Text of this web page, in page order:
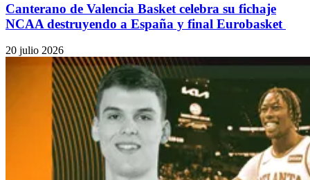
Canterano de Valencia Basket celebra su fichaje
NCAA destruyendo a España y final Eurobasket
20 julio 2026